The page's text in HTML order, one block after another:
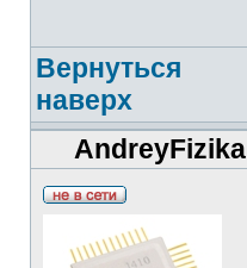
Вернуться
наверх
AndreyFizika